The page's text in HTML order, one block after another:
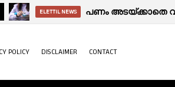
ELETTIL NEWS പണം അടയ്ക്കാതെ
KERALA പ്രഭാത വാർത്തകൾ
POLICY DISCLAIMER CONTACT